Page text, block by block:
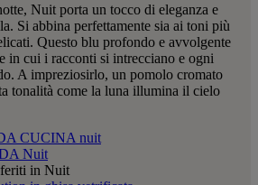
Nuit porta un tocco di eleganza e
Si abbina perfettamente sia ai toni più
Questo blu profondo e avvolgente
in cui i racconti si intrecciano e ogni
A impreziosirlo, un pomolo cromato
tonalità come la luna illumina il cielo
CUCINA nuit
Nuit
in Nuit